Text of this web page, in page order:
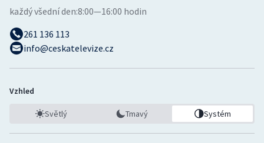
každý všední den:8:00—16:00 hodin
261 136 113
info@ceskatelevize.cz
Vzhled
Světlý Tmavý Systém